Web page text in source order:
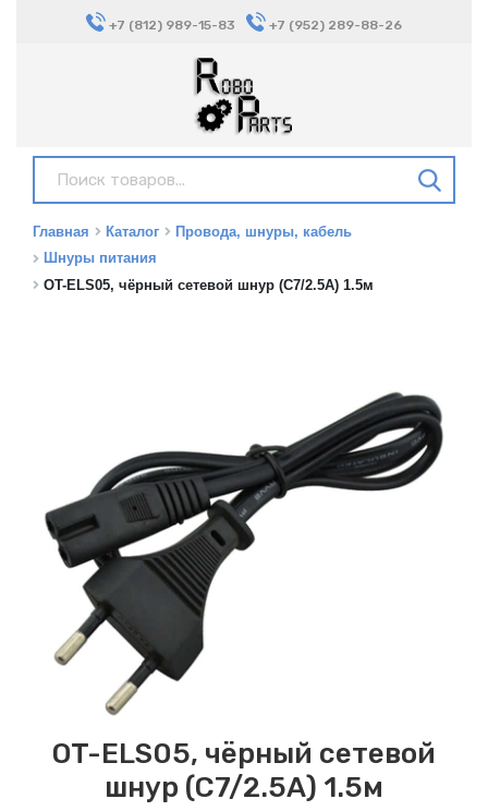
+7 (812) 989-15-83 +7 (952) 289-88-26
Главная Каталог
Провода, шнуры, кабель
Шнуры питания
OT-ELS05, чёрный сетевой шнур (С7/2.5А) 1.5м
OT-ELS05, чёрный сетевой
шнур (С7/2.5А) 1.5м